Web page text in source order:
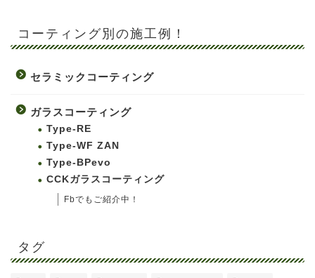
コーティング別の施工例！
セラミックコーティング
ガラスコーティング
Type-RE
Type-WF ZAN
Type-BPevo
CCKガラスコーティング
Fbでもご紹介中！
タグ